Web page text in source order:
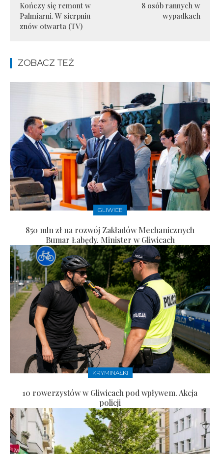
Kończy się remont w
Palmiarni. W sierpniu
znów otwarta (TV)
8 osób rannych w
wypadkach
ZOBACZ TEŻ
GLIWICE
850 mln zł na rozwój Zakładów Mechanicznych
Bumar Łabędy. Minister w Gliwicach
KRYMINAŁKI
10 rowerzystów w Gliwicach pod wpływem. Akcja
policji